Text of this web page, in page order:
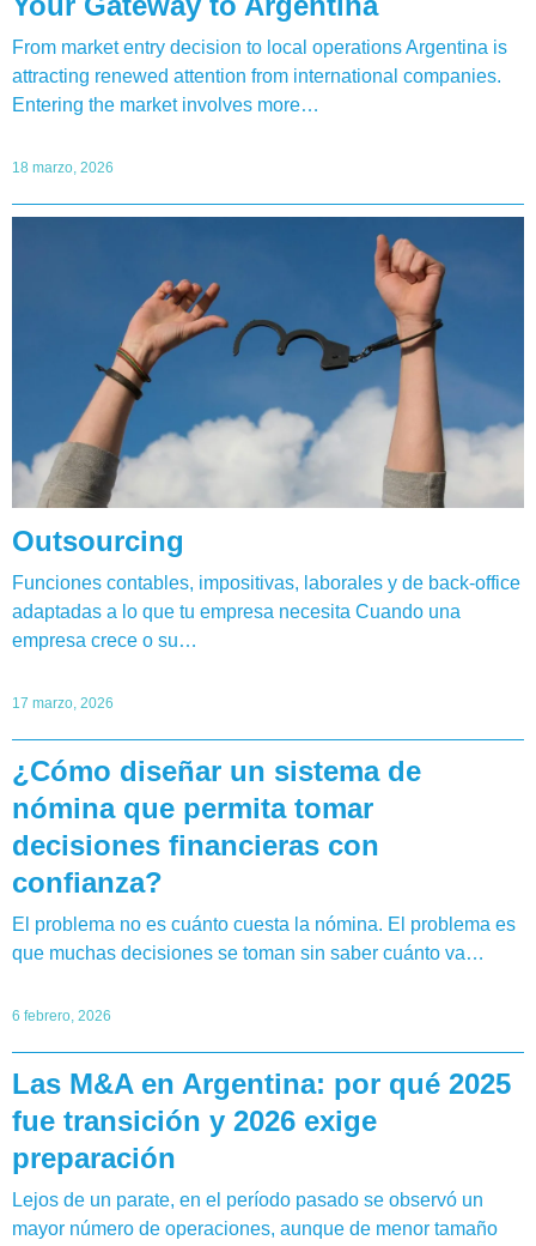
From market entry decision to local operations Argentina is
attracting renewed attention from international companies.
Entering the market involves more…
18 marzo, 2026
Outsourcing
Funciones contables, impositivas, laborales y de back-office
adaptadas a lo que tu empresa necesita Cuando una
empresa crece o su…
17 marzo, 2026
¿Cómo diseñar un sistema de
nómina que permita tomar
decisiones financieras con
confianza?
El problema no es cuánto cuesta la nómina. El problema es
que muchas decisiones se toman sin saber cuánto va…
6 febrero, 2026
Las M&A en Argentina: por qué 2025
fue transición y 2026 exige
preparación
Lejos de un parate, en el período pasado se observó un
mayor número de operaciones, aunque de menor tamaño